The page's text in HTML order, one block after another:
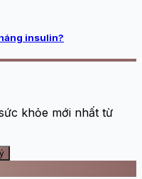
insulin?
khỏe mới nhất từ